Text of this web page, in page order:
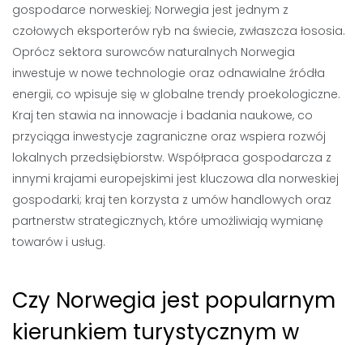
gospodarce norweskiej; Norwegia jest jednym z
czołowych eksporterów ryb na świecie, zwłaszcza łososia.
Oprócz sektora surowców naturalnych Norwegia
inwestuje w nowe technologie oraz odnawialne źródła
energii, co wpisuje się w globalne trendy proekologiczne.
Kraj ten stawia na innowacje i badania naukowe, co
przyciąga inwestycje zagraniczne oraz wspiera rozwój
lokalnych przedsiębiorstw. Współpraca gospodarcza z
innymi krajami europejskimi jest kluczowa dla norweskiej
gospodarki; kraj ten korzysta z umów handlowych oraz
partnerstw strategicznych, które umożliwiają wymianę
towarów i usług.
Czy Norwegia jest popularnym
kierunkiem turystycznym w